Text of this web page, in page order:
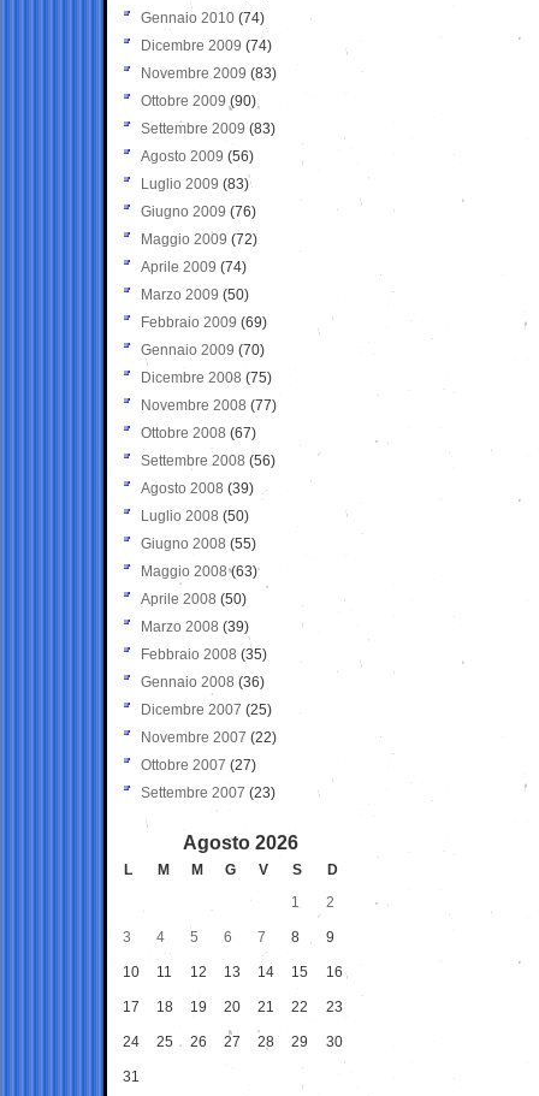
Gennaio 2010 (74)
Dicembre 2009 (74)
Novembre 2009 (83)
Ottobre 2009 (90)
Settembre 2009 (83)
Agosto 2009 (56)
Luglio 2009 (83)
Giugno 2009 (76)
Maggio 2009 (72)
Aprile 2009 (74)
Marzo 2009 (50)
Febbraio 2009 (69)
Gennaio 2009 (70)
Dicembre 2008 (75)
Novembre 2008 (77)
Ottobre 2008 (67)
Settembre 2008 (56)
Agosto 2008 (39)
Luglio 2008 (50)
Giugno 2008 (55)
Maggio 2008(63)
Aprile 2008 (50)
Marzo 2008 (39)
Febbraio 2008 (35)
Gennaio 2008 (36)
Dicembre 2007 (25)
Novembre 2007 (22)
Ottobre 2007 (27)
Settembre 2007 (23)
Agosto 2026
L M M G V S
D
1
2
3 4 5 6 7 8 9
10 11 12 13 14 15 16
17 18 19 20 21 22 23
24 25 26 27 28 29 30
31